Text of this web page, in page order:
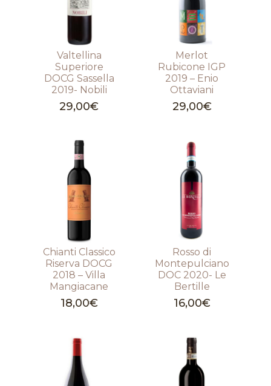
Valtellina
Superiore
DOCG Sassella
2019- Nobili
29,00€
Merlot
Rubicone IGP
2019 – Enio
Ottaviani
29,00€
Chianti Classico
Riserva DOCG
2018 – Villa
Mangiacane
18,00€
Rosso di
Montepulciano
DOC 2020- Le
Bertille
16,00€